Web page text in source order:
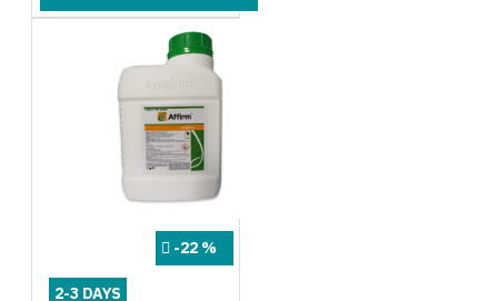
-22 %
2-3 DAYS